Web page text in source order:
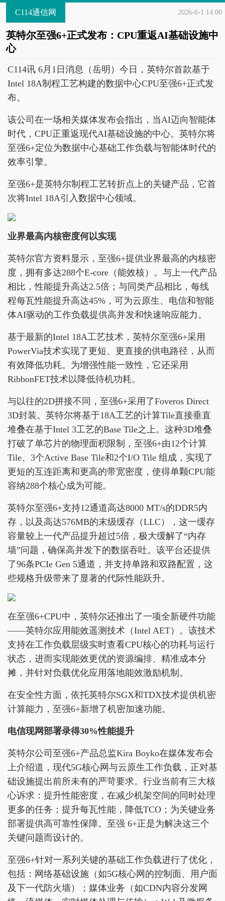
C114通信网 2026-6-1 14:00
英特尔至强6+正式发布：CPU重返AI基础设施中
心
C114讯 6月1日消息（岳明）今日，英特尔首款基于
Intel 18A制程工艺构建的数据中心CPU至强6+正式发
布。
该公司在一场相关媒体发布会指出，当AI迈向智能体
时代，CPU正重返现代AI基础设施的中心。英特尔将
至强6+定位为数据中心基础工作负载与智能体时代的
效率引擎。
至强6+是英特尔制程工艺转折点上的关键产品，它首
次将Intel 18A引入数据中心领域。
业界最高内核密度何以实现
英特尔官方资料显示，至强6+提供业界最高的内核密
度，拥有多达288个E-core（能效核）。与上一代产品
相比，性能提升高达2.5倍；与同类产品相比，每线
程每瓦性能提升高达45%，可为云原生、电信和智能
体AI驱动的工作负载提供高并发和快速响应能力。
基于最新的Intel 18A工艺技术，英特尔至强6+采用
PowerVia技术实现了更短、更直接的供电路径，从而
有效降低功耗。为增强性能一致性，它还采用
RibbonFET技术以降低待机功耗。
与以往的2D拼接不同，至强6+采用了Foveros Direct
3D封装。英特尔将基于18A工艺的计算Tile直接垂直
堆叠在基于Intel 3工艺的Base Tile之上。这种3D堆叠
打破了单芯片的物理面积限制，至强6+由12个计算
Tile、3个Active Base Tile和2个I/O Tile 组成，实现了
更短的互连距离和更高的带宽密度，使得单颗CPU能
容纳288个核心成为可能。
英特尔至强6+支持12通道高达8000 MT/s的DDR5内
存，以及高达576MB的末级缓存（LLC），这一缓存
容量较上一代产品提升超过5倍，极大缓解了“内存
墙”问题，确保高并发下的数据吞吐。该平台还提供
了96条PCIe Gen 5通道，并支持单路和双路配置，这
些规格升级带来了显著的代际性能跃升。
在至强6+CPU中，英特尔还推出了一项全新硬件功能
——英特尔应用能效遥测技术（Intel AET）。该技术
支持在工作负载层级实时查看CPU核心的功耗与运行
状态，进而实现能效更优的资源编排、精准成本分
摊，并针对负载优化应用落地能效激励机制。
在安全性方面，依托英特尔SGX和TDX技术提供机密
计算能力，至强6+新增了机密加速功能。
电信现网部署录得30%性能提升
英特尔公司至强6+产品总监Kira Boyko在媒体发布会
上介绍道，现代5G核心网与云原生工作负载，正对基
础设施提出前所未有的严苛要求。行业当前有三大核
心诉求：提升性能密度，在减少机架空间的同时处理
更多的任务；提升每瓦性能，降低TCO；为关键业务
部署提供高可靠性保障。至强 6+正是为解决这三个
关键问题而设计的。
至强6+针对一系列关键的基础工作负载进行了优化，
包括：网络基础设施（如5G核心网的控制面、用户面
及下一代防火墙）；媒体业务（如CDN内容分发网